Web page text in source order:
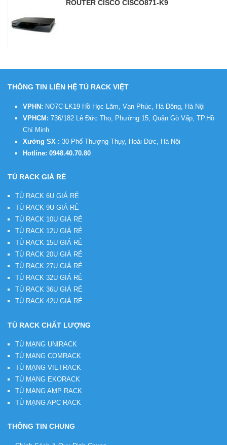
ROUTER CISCO CISCO871-K9
THÔNG TIN LIÊN HỆ TỦ RACK VIỆT
VPHN: NO7C-LK19 Hồ Học Lãm, Vạn Phúc, Hà Đông, Hà Nội
VPHCM: 736/182 Lê Đức Thọ, Phường 15, Quận Gò Vấp, TP.Hồ
Chí Minh
Xưởng SX : 30 Phố Thượng Thụy, Hoài Đức, Hà Nội
Hotline: 0948.40.70.80
TỦ RACK GIÁ RẺ
TỦ RACK 6U GIÁ RẺ
TỦ RACK 9U GIÁ RẺ
TỦ RACK 10U GIÁ RẺ
TỦ RACK 12U GIÁ RẺ
TỦ RACK 15U GIÁ RẺ
TỦ RACK 20U GIÁ RẺ
TỦ RACK 27U GIÁ RẺ
TỦ RACK 32U GIÁ RẺ
TỦ RACK 36U GIÁ RẺ
TỦ RACK 42U GIÁ RẺ
TỦ RACK CHẤT LƯỢNG
TỦ MẠNG UNIRACK
TỦ MẠNG COMRACK
TỦ MẠNG VIETRACK
TỦ MẠNG EKORACK
TỦ MẠNG AMP RACK
TỦ MẠNG APC RACK
THÔNG TIN CHUNG